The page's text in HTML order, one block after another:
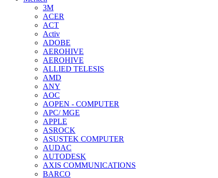
3M
ACER
ACT
Activ
ADOBE
AEROHIVE
AEROHIVE
ALLIED TELESIS
AMD
ANY
AOC
AOPEN - COMPUTER
APC/ MGE
APPLE
ASROCK
ASUSTEK COMPUTER
AUDAC
AUTODESK
AXIS COMMUNICATIONS
BARCO